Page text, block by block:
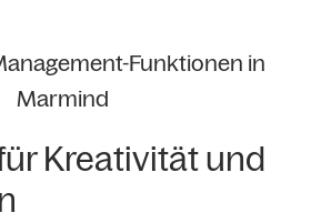
Funktionen in
Marmind
Kreativität und